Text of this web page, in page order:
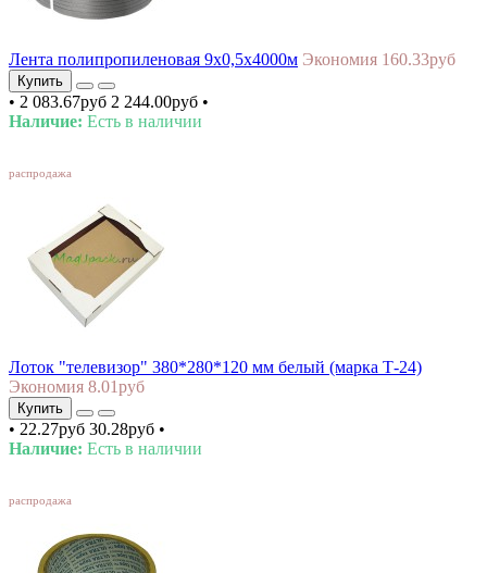
Лента полипропиленовая 9х0,5х4000м Экономия 160.33руб
Купить
• 2 083.67руб 2 244.00руб •
Наличие: Есть в наличии
распродажа
Лоток "телевизор" 380*280*120 мм белый (марка Т-24)
Экономия 8.01руб
Купить
• 22.27руб 30.28руб •
Наличие: Есть в наличии
распродажа